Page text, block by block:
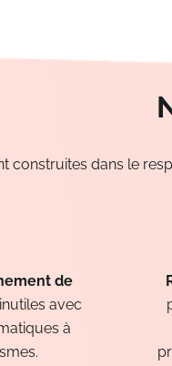
construites dans le
de
avec
à